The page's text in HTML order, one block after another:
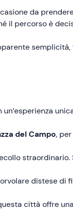
da
il percorso è
semplicità,
un’esperienza
del Campo,
straordinario.
distese di
città offre